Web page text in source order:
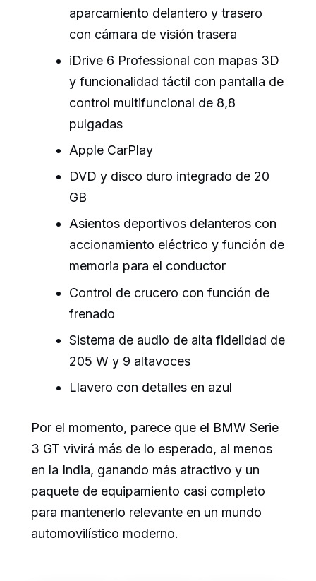
aparcamiento delantero y trasero
con cámara de visión trasera
iDrive 6 Professional con mapas 3D
y funcionalidad táctil con pantalla de
control multifuncional de 8,8
pulgadas
Apple CarPlay
DVD y disco duro integrado de 20
GB
Asientos deportivos delanteros con
accionamiento eléctrico y función de
memoria para el conductor
Control de crucero con función de
frenado
Sistema de audio de alta fidelidad de
205 W y 9 altavoces
Llavero con detalles en azul
Por el momento, parece que el BMW Serie
3 GT vivirá más de lo esperado, al menos
en la India, ganando más atractivo y un
paquete de equipamiento casi completo
para mantenerlo relevante en un mundo
automovilístico moderno.